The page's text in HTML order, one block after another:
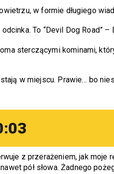
w formie długiego
To “Devil Dog Road”
sterczącymi kominami,
w miejscu. Prawie… bo
z przerażeniem, jak moje
pół słowa. Żadnego